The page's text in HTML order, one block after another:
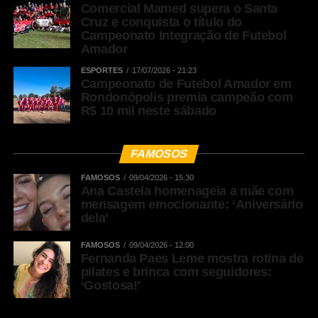
Comercial Mamed supera o Santa
Cruz e conquista o título do
Campeonato Integração de Futebol
Amador
ESPORTES 17/07/2026 - 21:23
Campeonato de Futebol Amador em
Rondonópolis premia campeão com
R$ 10 mil neste sábado
FAMOSOS
FAMOSOS 09/04/2026 - 15:30
Ana Castela homenageia a mãe com
mensagem emocionante: ‘Aniversário
dela’
FAMOSOS 09/04/2026 - 12:00
Fernanda Paes Leme mostra rotina de
pilates e brinca com seguidores:
‘Gostosa!’